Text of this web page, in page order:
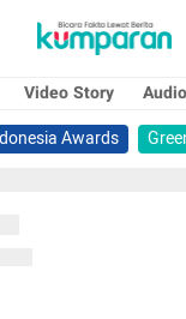
Video Story
Awards